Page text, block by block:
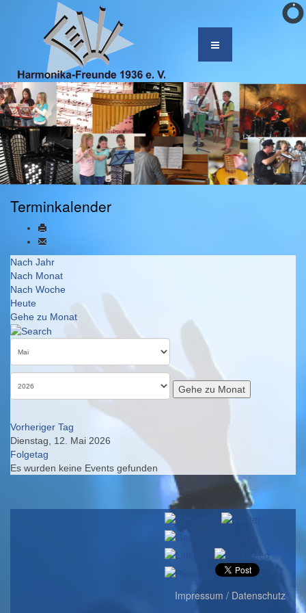
Terminkalender
Nach Jahr
Nach Monat
Nach Woche
Heute
Gehe zu Monat
Gehe zu Monat
Vorheriger Tag
Dienstag, 12. Mai 2026
Folgetag
Es wurden keine Events gefunden
Impressum / Datenschutz